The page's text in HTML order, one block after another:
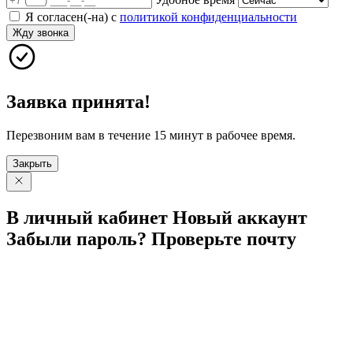
Я согласен(-на) с политикой конфиденциальности
Жду звонка
Заявка принята!
Перезвоним вам в течение 15 минут в рабочее время.
Закрыть
В личный кабинет Новый аккаунт
Забыли пароль? Проверьте почту